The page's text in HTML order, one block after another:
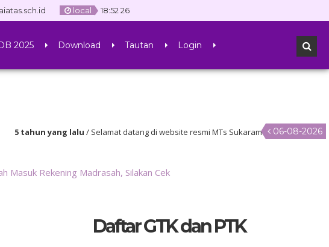
local 18:52 27
2025 Download Tautan Login
06-08-2026
lalu/ Selamat datang di website resmi MTs Sukaramai Atas
Masuk Rekening Madrasah, Silakan Cek
Daftar GTK dan PTK